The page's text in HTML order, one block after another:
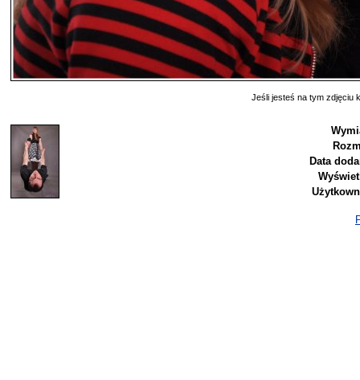
Jeśli jesteś na tym zdjęciu
Data